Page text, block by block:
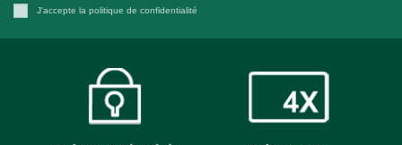
J'accepte la politique de confidentialité